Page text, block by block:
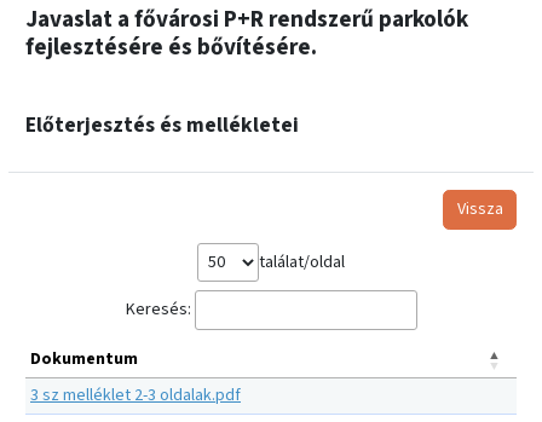
Javaslat a fővárosi P+R rendszerű parkolók
fejlesztésére és bővítésére.
Előterjesztés és mellékletei
Vissza
találat/oldal
Keresés:
Dokumentum
3 sz melléklet 2-3 oldalak.pdf